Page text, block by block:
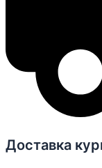
Доставка